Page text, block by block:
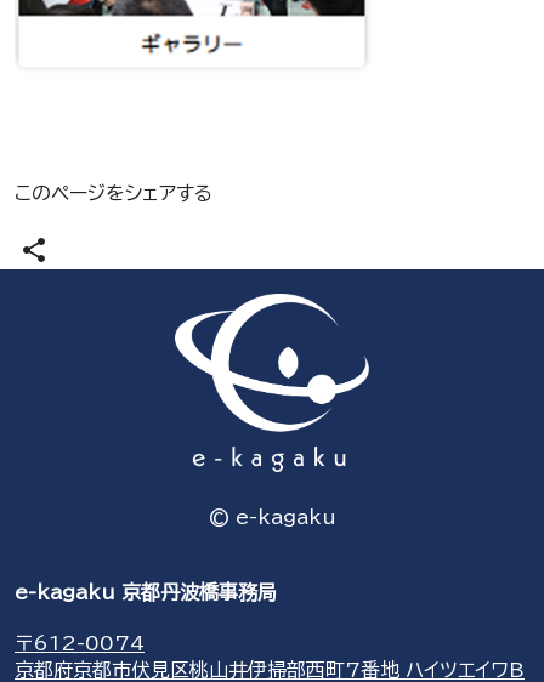
このページをシェアする
share
© e-kagaku
e-kagaku 京都丹波橋事務局
〒612-0074
京都府京都市伏見区桃山井伊掃部西町7番地 ハイツエイワB